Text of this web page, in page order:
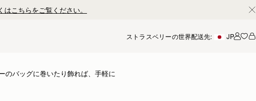
はこちらをご覧ください。
ストラスベリーの世界配送先: JP アカ
のバッグに巻いたり飾れば、手軽に
アクセントにしたり - 自分に合っ